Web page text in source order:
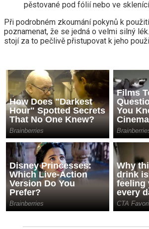
pěstované pod fólií nebo ve
Při podrobném zkoumání pokynů k použití
poznamenat, že se jedná o velmi silný
stojí za to pečlivě přistupovat k jeho